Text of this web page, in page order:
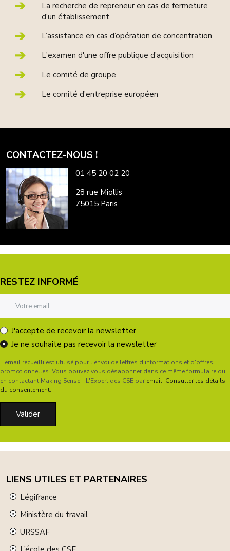
La recherche de repreneur en cas de fermeture
d'un établissement
L’assistance en cas d’opération de concentration
L'examen d'une offre publique d'acquisition
Le comité de groupe
Le comité d'entreprise européen
CONTACTEZ-NOUS !
01 45 20 02 20
28 rue Miollis
75015 Paris
RESTEZ INFORMÉ
J'accepte de recevoir la newsletter
Je ne souhaite pas recevoir la newsletter
L'email recueilli est utilisé pour l'envoi de lettres d'informations et d'offres
promotionnelles. Vous pouvez vous désabonner dans ce même formulaire ou
en contactant Making Sense - L'Expert des CSE par email. Consulter les détails
du consentement.
LIENS UTILES ET PARTENAIRES
Légifrance
Ministère du travail
URSSAF